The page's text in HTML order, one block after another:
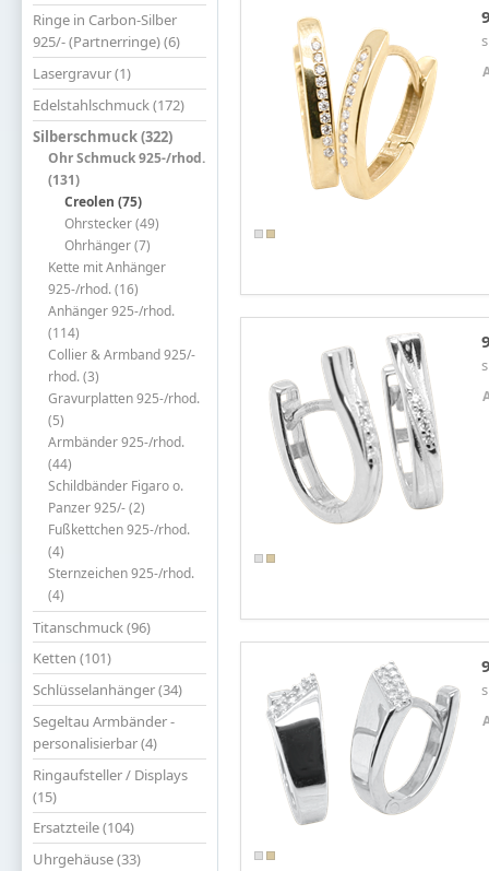
Ringe in Carbon-Silber
925/- (Partnerringe) (6)
Lasergravur (1)
Edelstahlschmuck (172)
Silberschmuck (322)
Ohr Schmuck 925-/rhod.
(131)
Creolen (75)
Ohrstecker (49)
Ohrhänger (7)
Kette mit Anhänger
925-/rhod. (16)
Anhänger 925-/rhod.
(114)
Collier & Armband 925/-
rhod. (3)
Gravurplatten 925-/rhod.
(5)
Armbänder 925-/rhod.
(44)
Schildbänder Figaro o.
Panzer 925/- (2)
Fußkettchen 925-/rhod.
(4)
Sternzeichen 925-/rhod.
(4)
Titanschmuck (96)
Ketten (101)
Schlüsselanhänger (34)
Segeltau Armbänder -
personalisierbar (4)
Ringaufsteller / Displays
(15)
Ersatzteile (104)
Uhrgehäuse (33)